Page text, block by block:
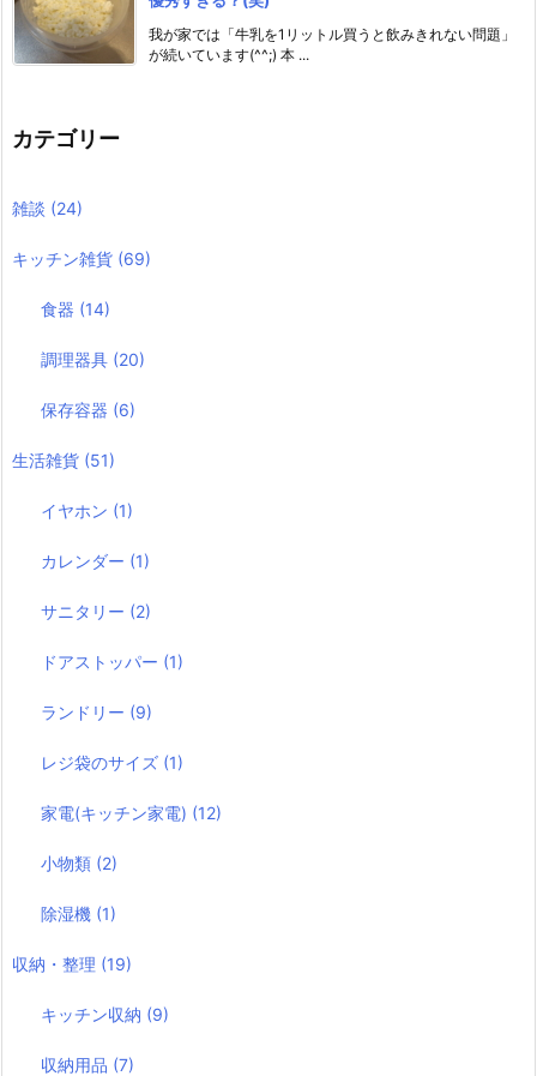
我が家では「牛乳を1リットル買うと飲みきれない問題」
が続いています(^^;) 本 ...
カテゴリー
雑談 (24)
キッチン雑貨 (69)
食器 (14)
調理器具 (20)
保存容器 (6)
生活雑貨 (51)
イヤホン (1)
カレンダー (1)
サニタリー (2)
ドアストッパー (1)
ランドリー (9)
レジ袋のサイズ (1)
家電(キッチン家電) (12)
小物類 (2)
除湿機 (1)
収納・整理 (19)
キッチン収納 (9)
収納用品 (7)